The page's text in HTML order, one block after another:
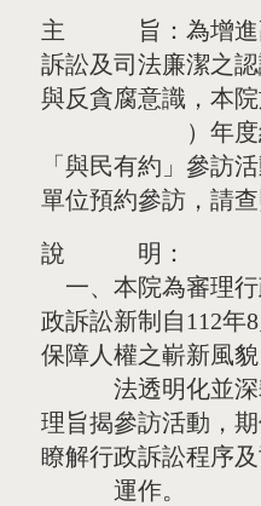
主 旨：為增進高
訴訟及司法廉潔之
與反貪腐意識，本
）年度結合
「與民有約」參訪
單位預約參訪，請查
說 明：
一、本院為審理行
政訴訟新制自112年
保障人權之嶄新風
法透明化並深耕
理旨揭參訪活動，
瞭解行政訴訟程序
運作。